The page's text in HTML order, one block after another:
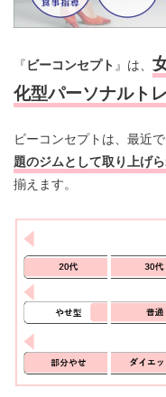
『ビーコンセプト 』は、
化型パーソナルト
ビーコンセプトは、最近で
題のジムとして取り上げ
揃えます。